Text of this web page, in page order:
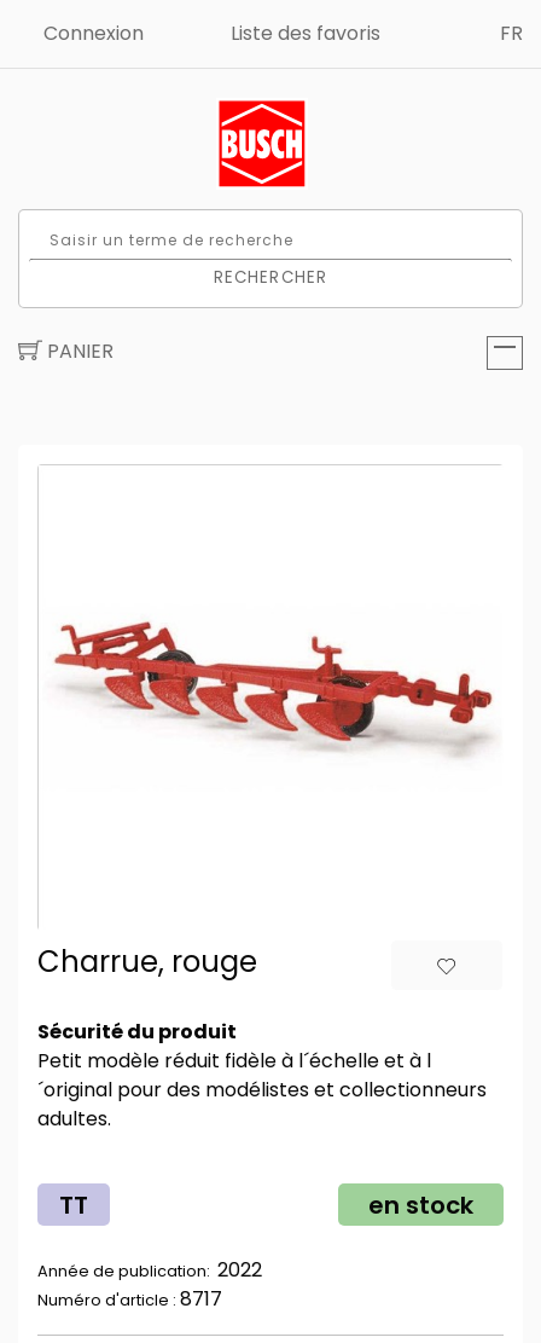
Connexion Liste des favoris FR
RECHERCHER
PANIER
Charrue, rouge
Sécurité du produit
Petit modèle réduit fidèle à l´échelle et à l
´original pour des modélistes et collectionneurs
adultes.
TT en stock
Année de publication: 2022
Numéro d'article : 8717